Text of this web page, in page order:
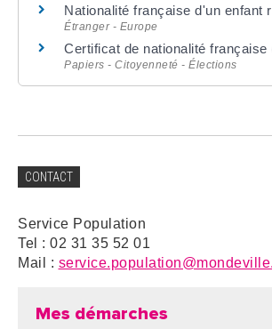
Nationalité française d'un enfant
Étranger - Europe
Certificat de nationalité française
Papiers - Citoyenneté - Élections
CONTACT
Service Population
Tel : 02 31 35 52 01
Mail :
Mes démarches